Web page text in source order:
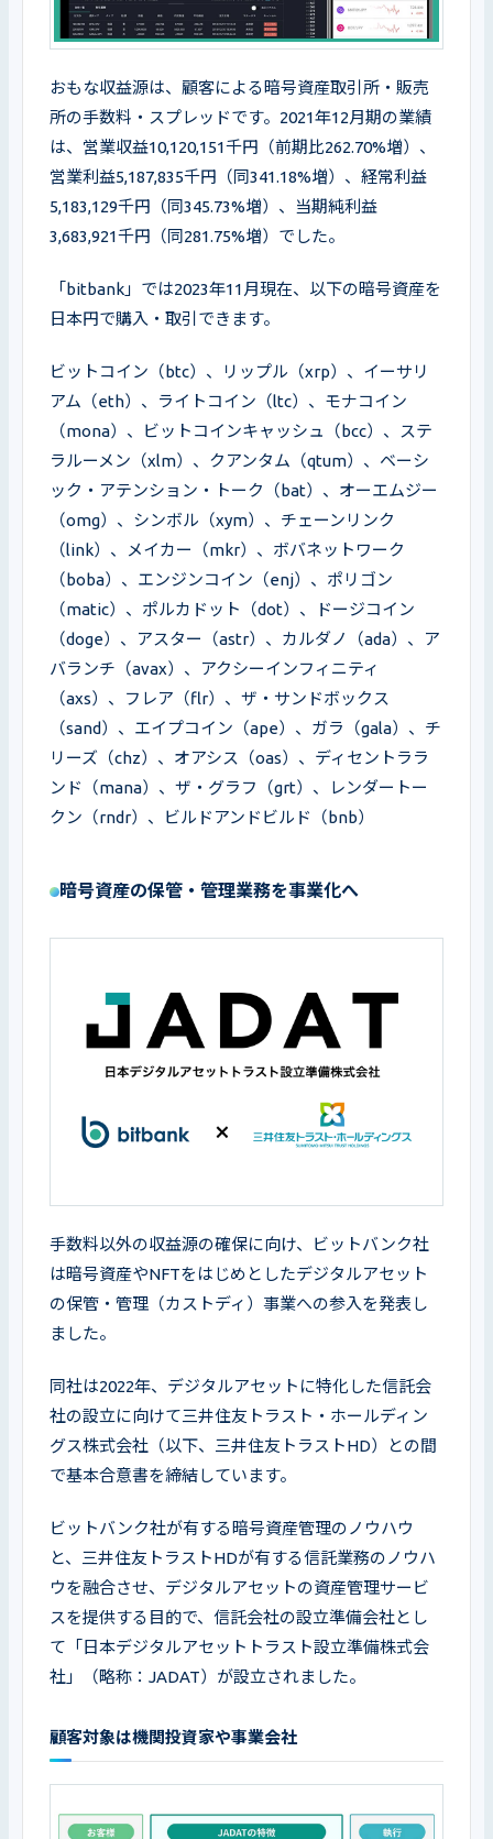
おもな収益源は、顧客による暗号資産取引所・販売
所の手数料・スプレッドです。2021年12月期の業績
は、営業収益10,120,151千円（前期⽐262.70%増）、
営業利益5,187,835千円（同341.18%増）、経常利益
5,183,129千円（同345.73%増）、当期純利益
3,683,921千円（同281.75%増）でした。
「bitbank」では2023年11月現在、以下の暗号資産を
日本円で購入・取引できます。
ビットコイン（btc）、リップル（xrp）、イーサリ
アム（eth）、ライトコイン（ltc）、モナコイン
（mona）、ビットコインキャッシュ（bcc）、ステ
ラルーメン（xlm）、クアンタム（qtum）、ベーシ
ック・アテンション・トーク（bat）、オーエムジー
（omg）、シンボル（xym）、チェーンリンク
（link）、メイカー（mkr）、ボバネットワーク
（boba）、エンジンコイン（enj）、ポリゴン
（matic）、ポルカドット（dot）、ドージコイン
（doge）、アスター（astr）、カルダノ（ada）、ア
バランチ（avax）、アクシーインフィニティ
（axs）、フレア（flr）、ザ・サンドボックス
（sand）、エイプコイン（ape）、ガラ（gala）、チ
リーズ（chz）、オアシス（oas）、ディセントララ
ンド（mana）、ザ・グラフ（grt）、レンダートー
クン（rndr）、ビルドアンドビルド（bnb）
暗号資産の保管・管理業務を事業化へ
手数料以外の収益源の確保に向け、ビットバンク社
は暗号資産やNFTをはじめとしたデジタルアセット
の保管・管理（カストディ）事業への参入を発表し
ました。
同社は2022年、デジタルアセットに特化した信託会
社の設立に向けて三井住友トラスト・ホールディン
グス株式会社（以下、三井住友トラストHD）との間
で基本合意書を締結しています。
ビットバンク社が有する暗号資産管理のノウハウ
と、三井住友トラストHDが有する信託業務のノウハ
ウを融合させ、デジタルアセットの資産管理サービ
スを提供する目的で、信託会社の設立準備会社とし
て「日本デジタルアセットトラスト設立準備株式会
社」（略称：JADAT）が設立されました。
顧客対象は機関投資家や事業会社